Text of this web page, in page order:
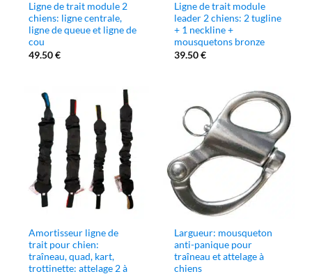
Ligne de trait module 2
chiens: ligne centrale,
ligne de queue et ligne de
cou
49.50€
Ligne de trait module
leader 2 chiens: 2 tugline
+ 1 neckline +
mousquetons bronze
39.50€
Amortisseur ligne de
trait pour chien:
traîneau, quad, kart,
trottinette: attelage 2 à
Largueur: mousqueton
anti-panique pour
traîneau et attelage à
chiens